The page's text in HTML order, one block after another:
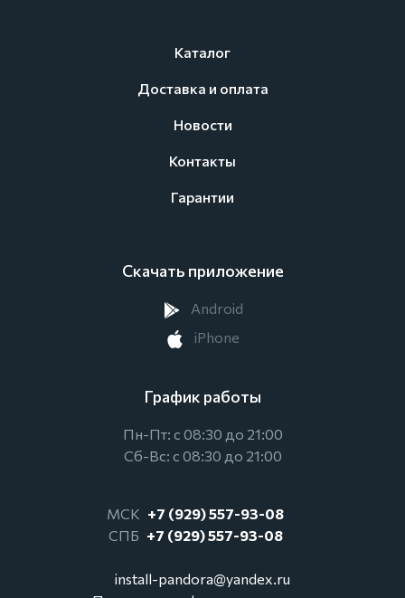
Каталог
Доставка и оплата
Новости
Контакты
Гарантии
Скачать приложение
Android
iPhone
График работы
Пн-Пт: с 08:30 до 21:00
Сб-Вс: с 08:30 до 21:00
МСК +7 (929) 557-93-08
СПБ +7 (929) 557-93-08
install-pandora@yandex.ru